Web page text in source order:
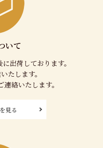
いて
出荷しております。
たします。
絡いたします。
見る